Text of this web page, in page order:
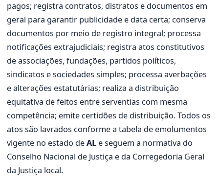
pagos; registra contratos, distratos e documentos em
geral para garantir publicidade e data certa; conserva
documentos por meio de registro integral; processa
notificações extrajudiciais; registra atos constitutivos
de associações, fundações, partidos políticos,
sindicatos e sociedades simples; processa averbações
e alterações estatutárias; realiza a distribuição
equitativa de feitos entre serventias com mesma
competência; emite certidões de distribuição. Todos os
atos são lavrados conforme a tabela de emolumentos
vigente no estado deAL e seguem a normativa do
Conselho Nacional de Justiça e da Corregedoria Geral
da Justiça local.